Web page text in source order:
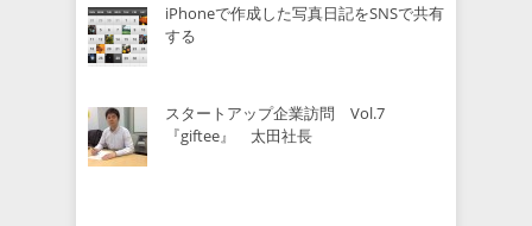
iPhoneで作成した写真日記をSNSで共有
する
スタートアップ企業訪問 Vol.7
『giftee』 太田社長